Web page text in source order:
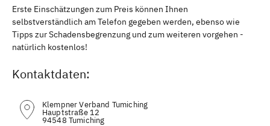
Erste Einschätzungen zum Preis können Ihnen
selbstverständlich am Telefon gegeben werden, ebenso wie
Tipps zur Schadensbegrenzung und zum weiteren vorgehen -
natürlich kostenlos!
Kontaktdaten:
Klempner Verband Tumiching
Hauptstraße 12
94548 Tumiching